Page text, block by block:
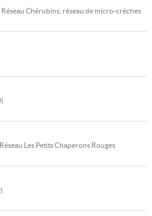
Réseau Chérubins, réseau de micro-crèches
)
Les Petits Chaperons Rouges
)